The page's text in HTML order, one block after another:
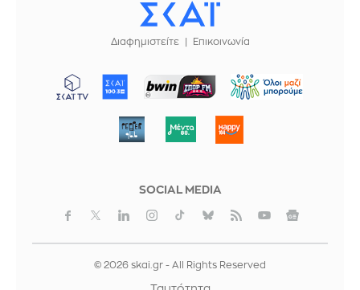
Διαφημιστείτε Επικοινωνία
ΜΠΟΡΟΥΜΕ
SOCIAL MEDIA
© 2026 skai.gr - All Rights Reserved